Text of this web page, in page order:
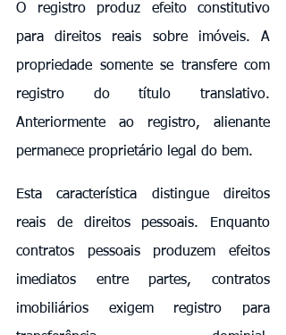
O registro produz efeito constitutivo
para direitos reais sobre imóveis. A
propriedade somente se transfere com
registro do título translativo.
Anteriormente ao registro, alienante
permanece proprietário legal do bem.
Esta característica distingue direitos
reais de direitos pessoais. Enquanto
contratos pessoais produzem efeitos
imediatos entre partes, contratos
imobiliários exigem registro para